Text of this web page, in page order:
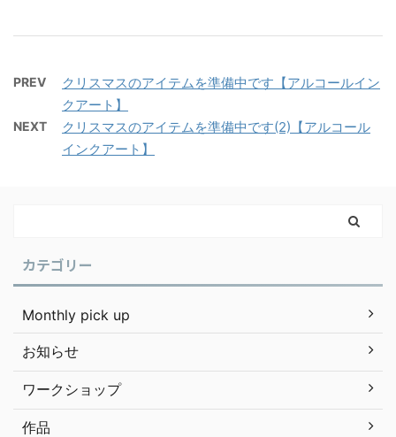
PREV
クリスマスのアイテムを準備中です【アルコールイン
クアート】
NEXT
クリスマスのアイテムを準備中です(2)【アルコール
インクアート】
カテゴリー
Monthly pick up
お知らせ
ワークショップ
作品